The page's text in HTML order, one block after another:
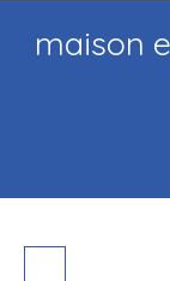
maison